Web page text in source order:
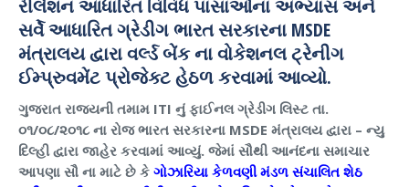
રીલેશન આધારિત વિવિધ પાસાઓના અભ્યાસ અને
સર્વે આધારિત ગ્રેડીગ ભારત સરકારના MSDE
મંત્રાલય દ્વારા વર્લ્ડ બેંક ના વોકેશનલ ટ્રેનીગ
ઈમ્પ્રુવમેંટ પ્રોજેક્ટ હેઠળ કરવામાં આવ્યો.
ગુજરાત રાજ્યની તમામ ITI નું ફાઈનલ ગ્રેડીગ લિસ્ટ તા.
૦૧/૦૮/૨૦૧૮ ના રોજ ભારત સરકારના MSDE મંત્રાલય દ્વારા – ન્યુ
દિલ્હી દ્વારા જાહેર કરવામાં આવ્યું. જેમાં સૌથી આનંદના સમાચાર
આપણા સૌ ના માટે છે કે ગોઝારિયા કેળવણી મંડળ સંચાલિત શેઠ